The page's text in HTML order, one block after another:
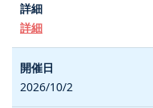
詳細
2026/10/2